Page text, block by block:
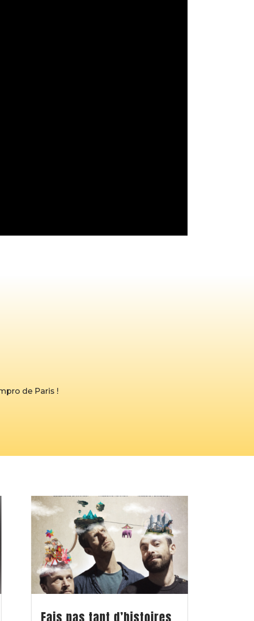
de Paris !